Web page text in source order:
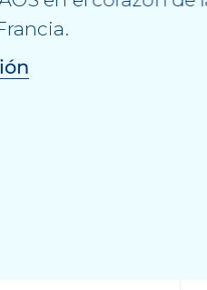
NAOS, la
de la piel para
a su